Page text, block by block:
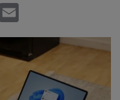
Mastodon